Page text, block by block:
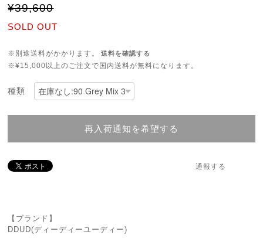
¥39,600
SOLD OUT
※別途送料がかかります。 送料を確認する
※¥15,000以上のご注文で国内送料が無料になります。
種類
再入荷通知を希望する
通報する
【ブランド】
DDUD(ディーディーユーディー)